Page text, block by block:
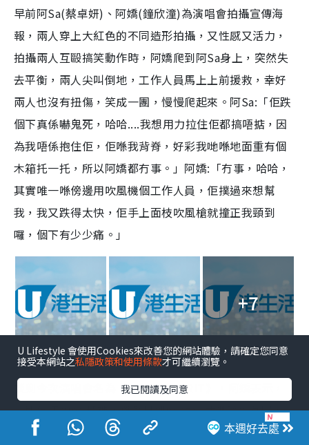
早前阿Sa(蔡卓妍)、阿嬌(鐘欣潼)為演唱會拍攝宣傳海
報，兩人穿上大紅色的不同造形拍攝，又性感又活力，
拍攝兩人互毆搞笑動作時，阿嬌爬到阿Sa身上，突然失
去平衡，兩人尖叫倒地，工作人員馬上上前援救，幸好
兩人也沒有扭傷，笑成一團，慢慢爬起來。阿Sa:「佢跌
個下真係嚇鬼死，哈哈....我想用力拉住佢都搞唔掂，因
為我唔係抱住佢，佢喺我背脊，好彩我哋喺地面重有個
木箱托一托，所以阿嬌都冇事。」阿嬌:「冇事，哈哈，
其實唯一喺傍邊用吹風機個工作人員，佢撲過來想幫
我，我又跌得太快，佢手上面枝吹風槍就撞正我頸到
囉，個下有少少痛。」
+7
點擊圖片放大
談到今次演唱會名為《TWINS SPIRIT》，阿嬌表示，
「即係 Twins 精神，雖然見到poster 我哋喺到互毆，
但係我哋個精神就係永不放手，所以廿年來都冇放開過
本週好去處
U Lifestyle 會使用Cookies來改善您的網站體驗，請確定您同意
接受本網站之私隱政策和使用條款才可繼續瀏覽。
我已閱讀及同意